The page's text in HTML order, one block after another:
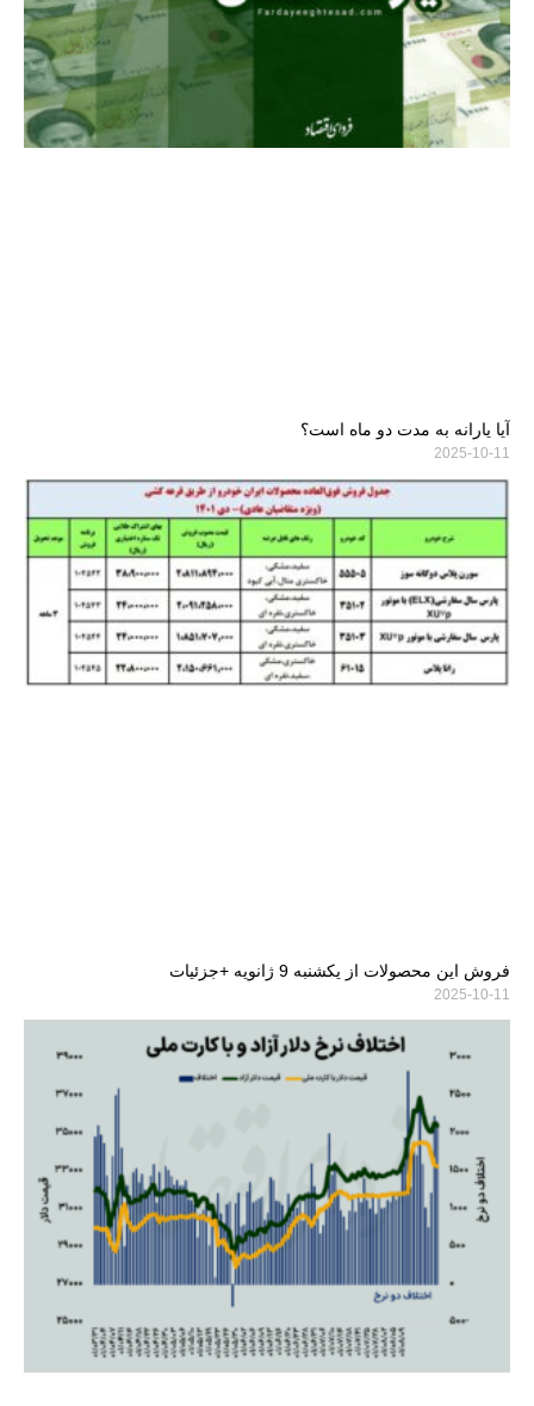
آیا یارانه به مدت دو ماه است؟
2025-10-11
فروش این محصولات از یکشنبه 9 ژانویه +جزئیات
2025-10-11